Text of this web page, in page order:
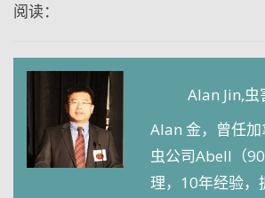
阅读：
Alan Jin,虫
Alan 金，曾任
虫公司Abell（
理，10年经验，